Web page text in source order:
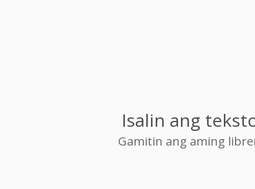
Isalin ang
Gamitin ang aming